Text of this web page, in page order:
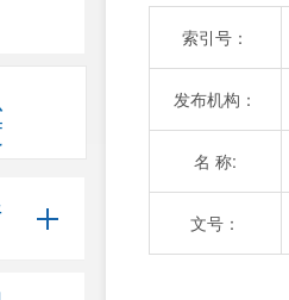
索引号：
发布机构：
名 称:
文号：